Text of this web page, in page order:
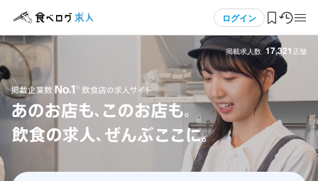
ログイン
ログイン・無料会員登録
食べログ求人TOP
掲載求人数 17,321 店舗
飲食求人掲載企業数No.1 飲食店の求人サイト あの